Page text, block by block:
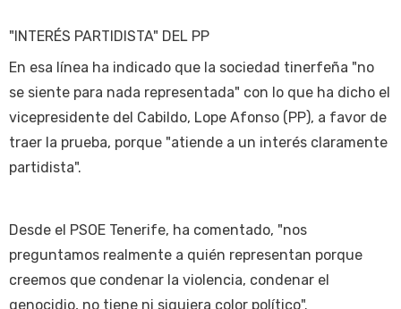
"INTERÉS PARTIDISTA" DEL PP
En esa línea ha indicado que la sociedad tinerfeña "no
se siente para nada representada" con lo que ha dicho el
vicepresidente del Cabildo, Lope Afonso (PP), a favor de
traer la prueba, porque "atiende a un interés claramente
partidista".
Desde el PSOE Tenerife, ha comentado, "nos
preguntamos realmente a quién representan porque
creemos que condenar la violencia, condenar el
genocidio, no tiene ni siquiera color político".